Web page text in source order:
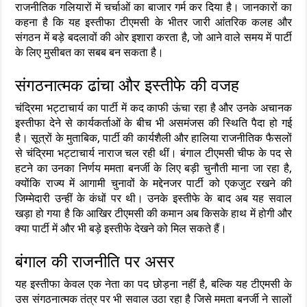
राजनीतिक गलियारों में चर्चाओं का बाजार गर्म कर दिया है। जानकारों का
कहना है कि यह इस्तीफा टीएमसी के भीतर जारी आंतरिक कलह और
संगठन में बड़े बदलावों की ओर इशारा करता है, जो आने वाले समय में पार्टी
के लिए मुसीबत का सबब बन सकता है।
संगठनात्मक ढांचा और इस्तीफे की वजह
चंद्रिमा भट्टाचार्य का पार्टी में कद काफी ऊंचा रहा है और उनके अचानक
इस्तीफा देने से कार्यकर्ताओं के बीच भी असमंजस की स्थिति पैदा हो गई
है। सूत्रों के मुताबिक, पार्टी की कार्यशैली और हालिया राजनीतिक फैसलों
से चंद्रिमा भट्टाचार्य नाराज चल रही थीं। बंगाल टीएमसी चीफ के पद से
हटने का उनका निर्णय ममता बनर्जी के लिए बड़ी चुनौती माना जा रहा है,
क्योंकि राज्य में आगामी चुनावों के मद्देनजर पार्टी को एकजुट रखने की
जिम्मेदारी उन्हीं के कंधों पर थी। उनके इस्तीफे के बाद अब यह सवाल
खड़ा हो गया है कि आखिर टीएमसी की कमान अब किसके हाथ में होगी और
क्या पार्टी में और भी बड़े इस्तीफे देखने को मिल सकते हैं।
बंगाल की राजनीति पर असर
यह इस्तीफा केवल एक नेता का पद छोड़ना नहीं है, बल्कि यह टीएमसी के
उस संगठनात्मक तंत्र पर भी सवाल उठा रहा है जिसे ममता बनर्जी ने सालों